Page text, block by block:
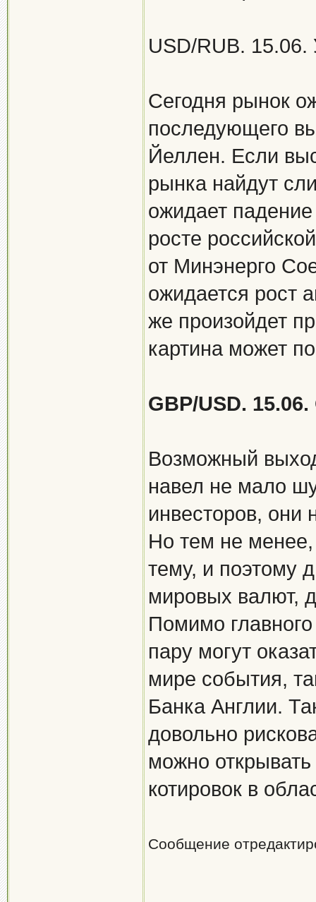
USD/RUB. 15.06.
Сегодня рынок
последующего
Йеллен. Если
рынка найдут
ожидает
росте
от Минэнерго
ожидается рост
же произойдет
картина может
GBP/USD.
Возможный
навел не мало
инвесторов, они
Но тем не
тему, и поэтому
мировых валют,
Помимо
пару могут
мире события,
Банка Англии.
довольно
можно
котировок в
Сообщение